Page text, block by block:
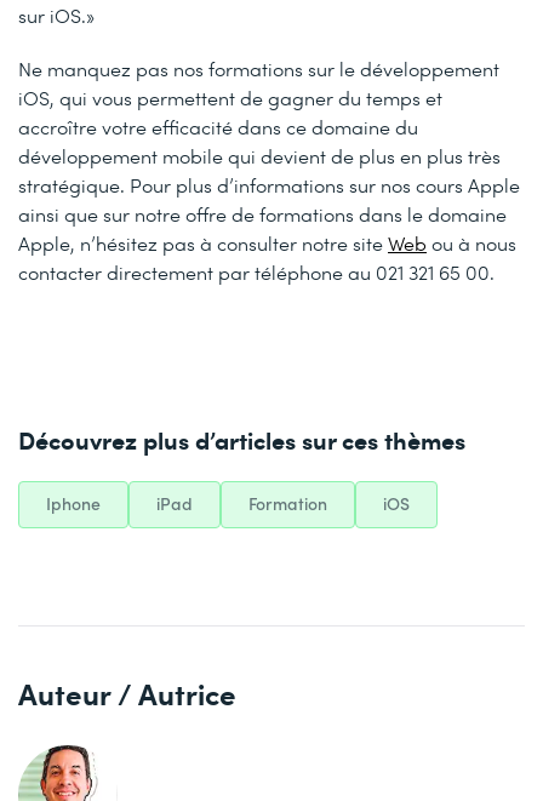
sur iOS.»
Ne manquez pas nos formations sur le développement
iOS, qui vous permettent de gagner du temps et
accroître votre efficacité dans ce domaine du
développement mobile qui devient de plus en plus très
stratégique. Pour plus d’informations sur nos cours Apple
ainsi que sur notre offre de formations dans le domaine
Apple, n’hésitez pas à consulter notre siteWeb ou à nous
contacter directement par téléphone au 021 321 65 00.
Découvrez plus d’articles sur ces thèmes
Iphone iPad Formation iOS
Auteur / Autrice